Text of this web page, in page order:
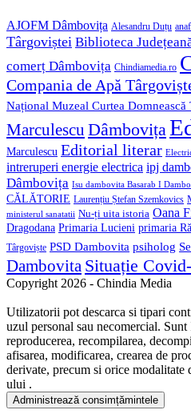
AJOFM Dâmbovița Alesandru Duțu anaf
Târgoviștei Biblioteca
comerț Dâmbovița Chindiamedia.ro
Compania de Apă
Național Muzeal Curtea Domnească
Marculescu Dâmbovița
Marculescu Editorial literar
intreruperi energie electrica ipj
Dâmbovița Isu dambovita Basarab I
CĂLĂTORIE Laurențiu Ștefan Szemkovics
ministerul sanatatii Nu-ți uita istoria Oana
Dragodana Primaria Lucieni primaria
Târgoviște PSD Dambovita psiholog
Dambovita Situație
Copyright 2026 - Chindia Media
Utilizatorii pot descarca si tipari
uzul personal sau necomercial.
reproducerea, recompilarea,
afisarea, modificarea, crearea de
derivate, precum si orice modalitate
ului .
Administrează consimțămintele